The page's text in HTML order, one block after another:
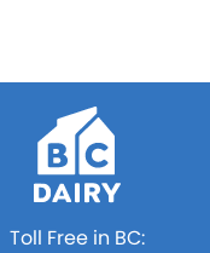
Toll Free in BC: